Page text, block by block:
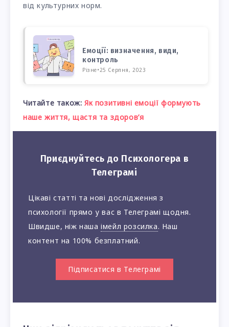
від культурних норм.
Емоції: визначення, види,
контроль
Різне•25 Серпня, 2023
Читайте також: Як позитивні емоції формують
наше життя, щастя та здоров’я
Приєднуйтесь до Психологера в
Телеграмі
Цікаві статті та нові дослідження з
психології прямо у вас в Телеграмі щодня.
Швидше, ніж нашаімейл розсилка. Наш
контент на 100% безплатний.
Підписатися в Телеграмі